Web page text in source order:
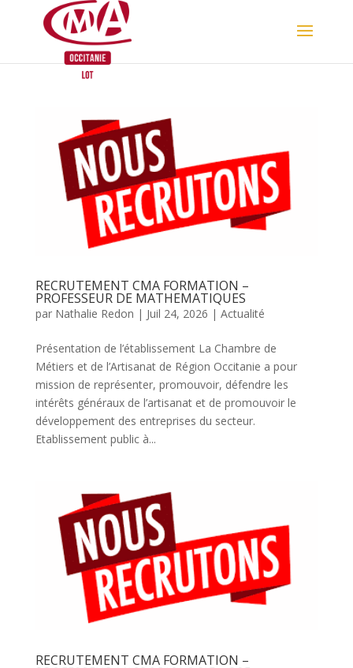
RECRUTEMENT CMA FORMATION –
PROFESSEUR DE MATHEMATIQUES
par Nathalie Redon | Juil 24, 2026 | Actualité
Présentation de l’établissement La Chambre de
Métiers et de l’Artisanat de Région Occitanie a pour
mission de représenter, promouvoir, défendre les
intérêts généraux de l’artisanat et de promouvoir le
développement des entreprises du secteur.
Etablissement public à...
RECRUTEMENT CMA FORMATION –